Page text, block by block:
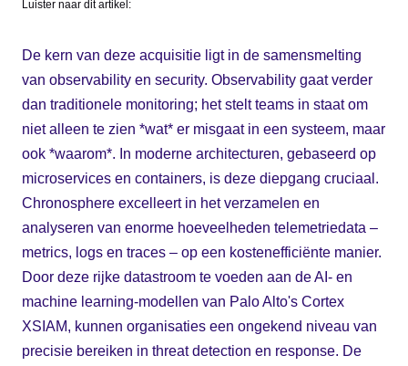
Luister naar dit artikel:
De kern van deze acquisitie ligt in de samensmelting
van observability en security. Observability gaat verder
dan traditionele monitoring; het stelt teams in staat om
niet alleen te zien *wat* er misgaat in een systeem, maar
ook *waarom*. In moderne architecturen, gebaseerd op
microservices en containers, is deze diepgang cruciaal.
Chronosphere excelleert in het verzamelen en
analyseren van enorme hoeveelheden telemetriedata –
metrics, logs en traces – op een kostenefficiënte manier.
Door deze rijke datastroom te voeden aan de AI- en
machine learning-modellen van Palo Alto's Cortex
XSIAM, kunnen organisaties een ongekend niveau van
precisie bereiken in threat detection en response. De